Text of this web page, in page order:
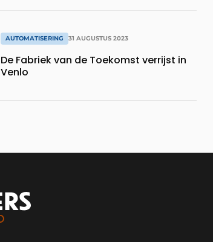
AUTOMATISERING 31 AUGUSTUS 2023
De Fabriek van de Toekomst verrijst in
Venlo